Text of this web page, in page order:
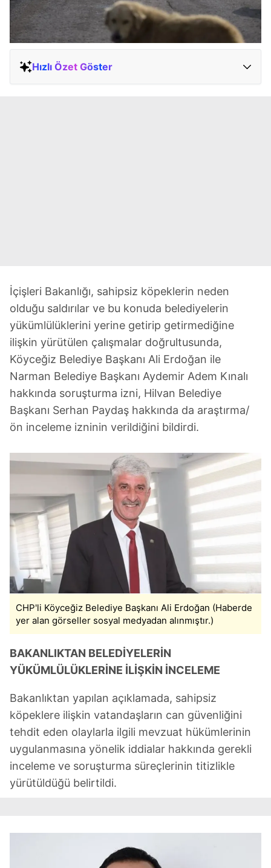
Hızlı Özet Göster
İçişleri Bakanlığı, sahipsiz köpeklerin neden
olduğu saldırılar ve bu konuda belediyelerin
yükümlülüklerini yerine getirip getirmediğine
ilişkin yürütülen çalışmalar doğrultusunda,
Köyceğiz Belediye Başkanı Ali Erdoğan ile
Narman Belediye Başkanı Aydemir Adem Kınalı
hakkında soruşturma izni, Hilvan Belediye
Başkanı Serhan Paydaş hakkında da araştırma/
ön inceleme izninin verildiğini bildirdi.
CHP'li Köyceğiz Belediye Başkanı Ali Erdoğan (Haberde
yer alan görseller sosyal medyadan alınmıştır.)
BAKANLIKTAN BELEDİYELERİN
YÜKÜMLÜLÜKLERİNE İLİŞKİN İNCELEME
Bakanlıktan yapılan açıklamada, sahipsiz
köpeklere ilişkin vatandaşların can güvenliğini
tehdit eden olaylarla ilgili mevzuat hükümlerinin
uygulanmasına yönelik iddialar hakkında gerekli
inceleme ve soruşturma süreçlerinin titizlikle
yürütüldüğü belirtildi.